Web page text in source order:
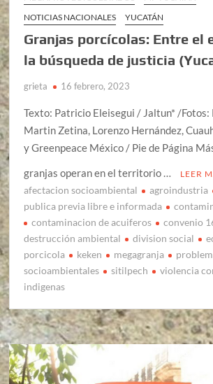
NOTICIAS NACIONALES
YUCATÁN
Granjas porcícolas: Entre el
la búsqueda de justicia
grieta 16 febrero, 2023
Texto: Patricio Eleisegui / Jaltun* /Fotos:
Martin Zetina, Lorenzo Hernández,
y Greenpeace México / Pie de Página
granjas operan en el territorio …
LEER
afectacion socioambiental agroindustria
publica previa libre e informada
contaminacion de acuiferos
convenio
destrucción ambiental
division social
porcicola
keken megagranja
socioambientales
sitilpech
violencia
indigenas